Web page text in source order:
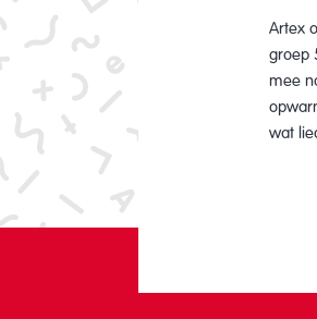
Artex
groep
mee
wat